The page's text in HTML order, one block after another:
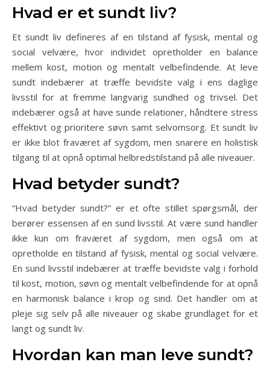
Hvad er et sundt liv?
Et sundt liv defineres af en tilstand af fysisk, mental og
social velvære, hvor individet opretholder en balance
mellem kost, motion og mentalt velbefindende. At leve
sundt indebærer at træffe bevidste valg i ens daglige
livsstil for at fremme langvarig sundhed og trivsel. Det
indebærer også at have sunde relationer, håndtere stress
effektivt og prioritere søvn samt selvomsorg. Et sundt liv
er ikke blot fraværet af sygdom, men snarere en holistisk
tilgang til at opnå optimal helbredstilstand på alle niveauer.
Hvad betyder sundt?
“Hvad betyder sundt?” er et ofte stillet spørgsmål, der
berører essensen af en sund livsstil. At være sund handler
ikke kun om fraværet af sygdom, men også om at
opretholde en tilstand af fysisk, mental og social velvære.
En sund livsstil indebærer at træffe bevidste valg i forhold
til kost, motion, søvn og mentalt velbefindende for at opnå
en harmonisk balance i krop og sind. Det handler om at
pleje sig selv på alle niveauer og skabe grundlaget for et
langt og sundt liv.
Hvordan kan man leve sundt?